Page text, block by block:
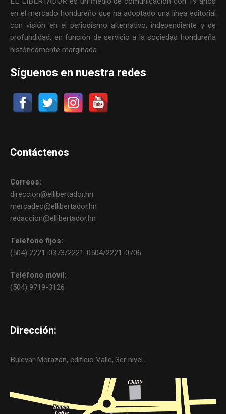
en el mercado hondureño que ha adoptado una línea editorial
con visión en el periodismo alternativo, independiente y de
profundidad, en función de servicio a la sociedad hondureña
históricamente marginada.
Síguenos en nuestra redes
Contáctenos
Correos:
direccion@ellibertador.hn
mercadeo@ellibertador.hn
redaccion@ellibertador.hn
Teléfono fijos:
(504) 2221-0373/2221-0504/2221-0706
Teléfono móvil:
(504) 9719-3126
Dirección:
Bulevar Morazán, edificio Valle, 3er nivel.